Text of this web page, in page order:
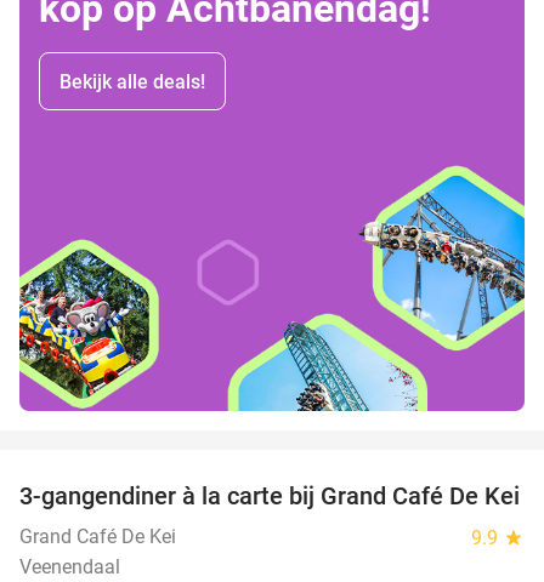
Bekijk alle deals!
21%
3-gangendiner à la carte bij Grand Café De Kei
Grand Café De Kei 9.9 star
Veenendaal